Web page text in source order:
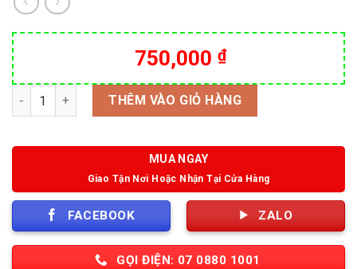
750,000 ₫
Số lượng THÊM VÀO GIỎ HÀNG
MUA NGAY
Giao Tận Nơi Hoặc Nhận Tại Cửa Hàng
FACEBOOK ZALO
GỌI ĐIỆN: 07 0880 1001